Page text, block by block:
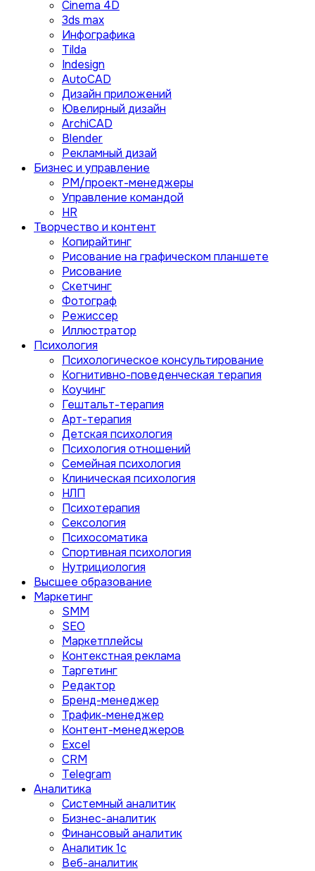
Сinema 4D
3ds max
Инфографика
Tilda
Indesign
AutoCAD
Дизайн приложений
Ювелирный дизайн
ArchiCAD
Blender
Рекламный дизай
Бизнес и управление
PM/проект-менеджеры
Управление командой
HR
Творчество и контент
Копирайтинг
Рисование на графическом планшете
Рисование
Скетчинг
Фотограф
Режиссер
Иллюстратор
Психология
Психологическое консультирование
Когнитивно-поведенческая терапия
Коучинг
Гештальт-терапия
Арт-терапия
Детская психология
Психология отношений
Семейная психология
Клиническая психология
НЛП
Психотерапия
Сексология
Психосоматика
Спортивная психология
Нутрициология
Высшее образование
Маркетинг
SMM
SEO
Маркетплейсы
Контекстная реклама
Таргетинг
Редактор
Бренд-менеджер
Трафик-менеджер
Контент-менеджеров
Excel
CRM
Telegram
Аналитика
Системный аналитик
Бизнес-аналитик
Финансовый аналитик
Aналитик 1с
Веб-аналитик